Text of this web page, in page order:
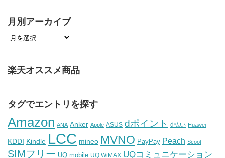
月別アーカイブ
楽天オススメ商品
タグでエントリを探す
Amazon ANA Anker Apple ASUS dポイント d払い Huawei
KDDI Kindle LCC mineo MVNO PayPay Peach Scoot
SIMフリー UQ mobile UQ WiMAX UQコミュニケーション